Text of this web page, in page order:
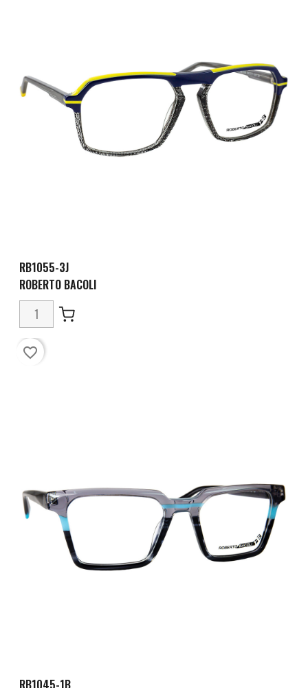
RB1055-3J
ROBERTO BACOLI
favorite_border